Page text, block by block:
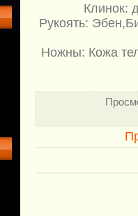
Клинок:
Рукоять:
Ножны: Кожа